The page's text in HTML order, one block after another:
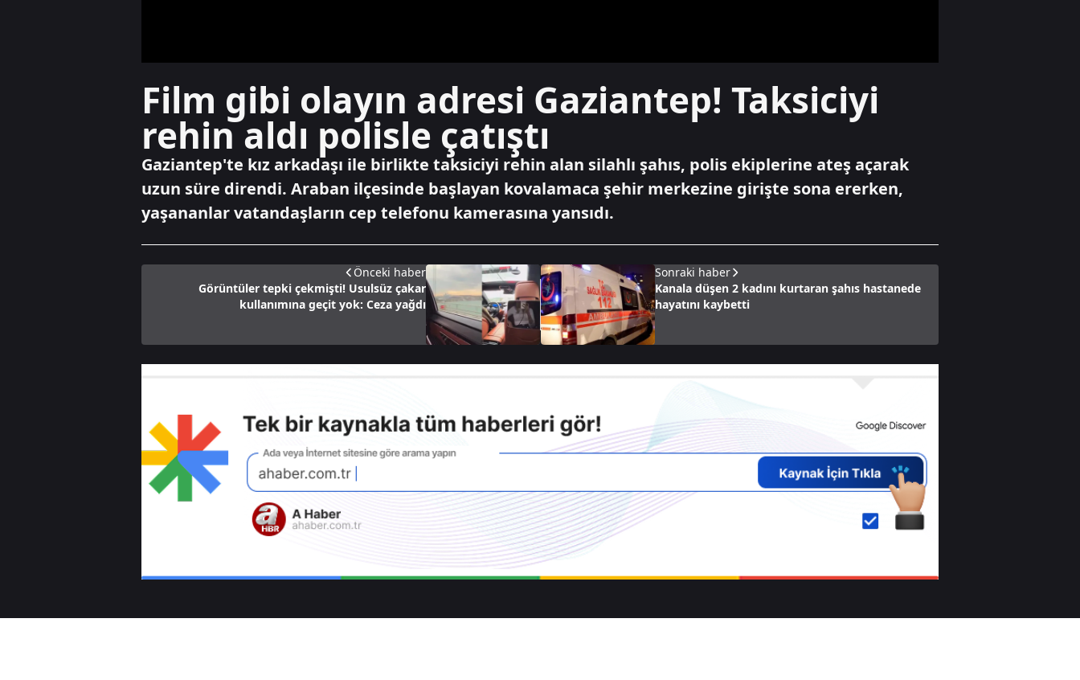
Mısırlı yıldız Salah
Trabzonspor'da
Özel Haber
AK Parti'ye geçişte
Film gibi olayın adresi Gaziantep! Taksiciyi
rehin aldı polisle çatıştı
Gaziantep'te kız arkadaşı ile birlikte taksiciyi rehin alan silahlı şahıs, polis ekiplerine ateş açarak
uzun süre direndi. Araban ilçesinde başlayan kovalamaca şehir merkezine girişte sona ererken,
yaşananlar vatandaşların cep telefonu kamerasına yansıdı.
Önceki haber
Görüntüler tepki çekmişti! Usulsüz çakar
kullanımına geçit yok: Ceza yağdı
Sonraki haber
Kanala düşen 2 kadını kurtaran şahıs hastanede
hayatını kaybetti